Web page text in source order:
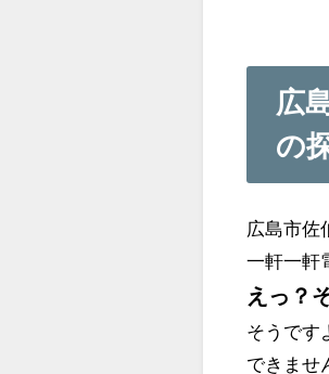
広
の
広島市佐
一軒一軒
えっ？
そうです
できませ